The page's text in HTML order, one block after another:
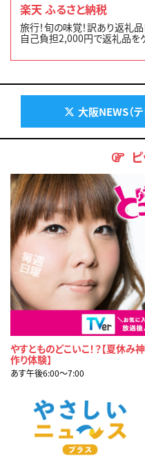
楽天 ふるさと納税
旅行！旬の味覚！訳あり返礼品
自己負担2,000円で返礼品をゲ
大阪NEWS（
やすとものどこいこ！？【夏休み
作り体験】
あす午後6:00〜7:00